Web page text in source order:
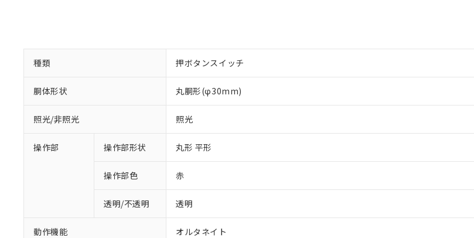
種類 押ボタンスイッチ
胴体形状 丸胴形(φ30mm)
照光/非照光 照光
操作部 操作部形状 丸形 平形
操作部色 赤
透明/不透明 透明
動作機能 オルタネイト